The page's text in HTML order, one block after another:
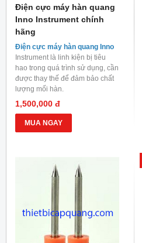
Điện cực máy hàn quang
Inno Instrument chính
hãng
Điện cực máy hàn quang Inno
Instrument là linh kiện bị tiêu
hao trong quá trình sử dụng, cần
được thay thế để đảm bảo chất
lượng mối hàn.
1,500,000 đ
MUA NGAY